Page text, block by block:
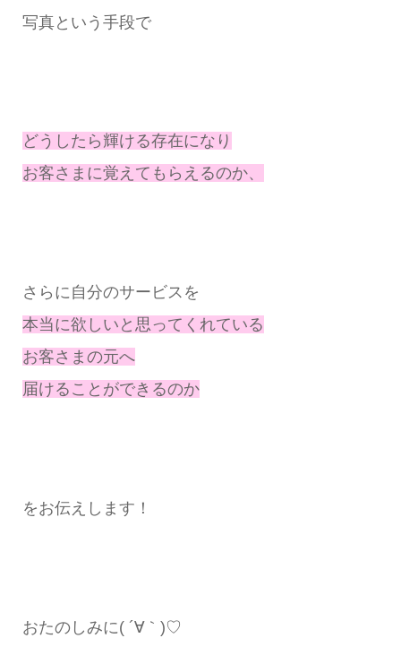
写真という手段で
どうしたら輝ける存在になり
お客さまに覚えてもらえるのか、
さらに自分のサービスを
本当に欲しいと思ってくれている
お客さまの元へ
届けることができるのか
をお伝えします！
おたのしみに( ´∀｀)♡